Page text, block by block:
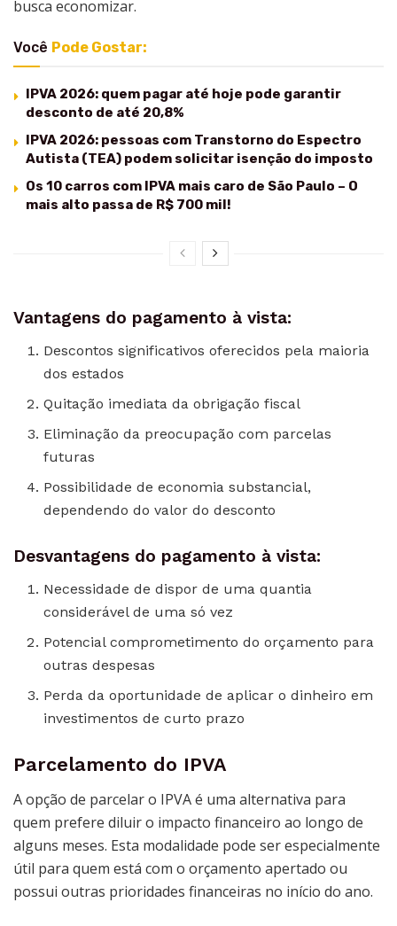
busca economizar.
Você Pode Gostar:
IPVA 2026: quem pagar até hoje pode garantir
desconto de até 20,8%
IPVA 2026: pessoas com Transtorno do Espectro
Autista (TEA) podem solicitar isenção do imposto
Os 10 carros com IPVA mais caro de São Paulo – O
mais alto passa de R$ 700 mil!
Vantagens do pagamento à vista:
Descontos significativos oferecidos pela maioria
dos estados
Quitação imediata da obrigação fiscal
Eliminação da preocupação com parcelas
futuras
Possibilidade de economia substancial,
dependendo do valor do desconto
Desvantagens do pagamento à vista:
Necessidade de dispor de uma quantia
considerável de uma só vez
Potencial comprometimento do orçamento para
outras despesas
Perda da oportunidade de aplicar o dinheiro em
investimentos de curto prazo
Parcelamento do IPVA
A opção de parcelar o IPVA é uma alternativa para
quem prefere diluir o impacto financeiro ao longo de
alguns meses. Esta modalidade pode ser especialmente
útil para quem está com o orçamento apertado ou
possui outras prioridades financeiras no início do ano.